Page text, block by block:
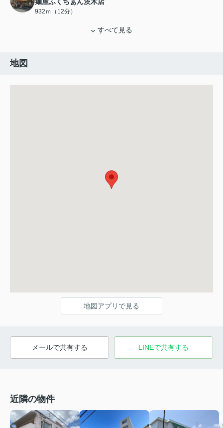
麺屋ふくちぁん茨木店
932ｍ（12分）
すべて見る
地図
地図アプリで見る
メールで共有する LINEで共有する
近隣の物件